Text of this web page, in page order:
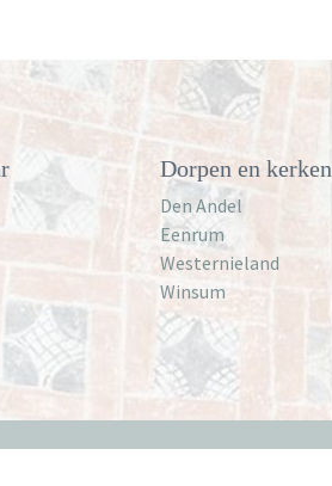
Dorpen en kerken
Den Andel
Eenrum
Westernieland
Winsum